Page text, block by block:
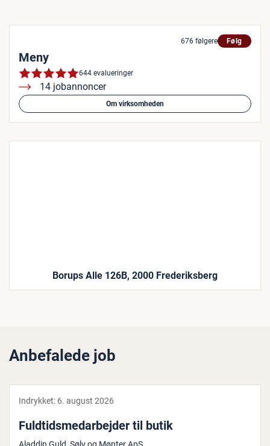
676 følgere Følg
Meny
644 evalueringer
14 jobannoncer
Om virksomheden
Borups Alle 126B, 2000 Frederiksberg
Anbefalede job
Indrykket: 6. august 2026
Fuld­tids­me­d­ar­bej­der til butik